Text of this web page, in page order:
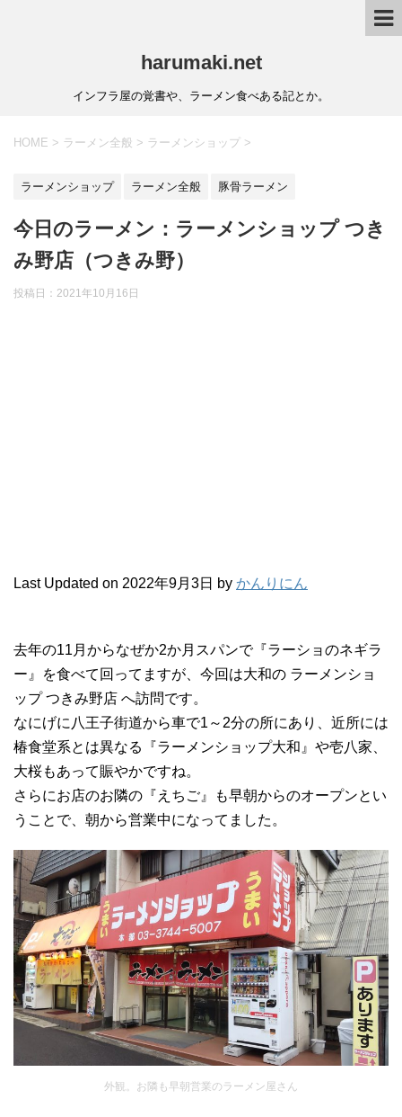
harumaki.net
インフラ屋の覚書や、ラーメン食べある記とか。
HOME > ラーメン全般 > ラーメンショップ >
ラーメンショップ ラーメン全般 豚骨ラーメン
今日のラーメン：ラーメンショップ つき
み野店（つきみ野）
投稿日：2021年10月16日
Last Updated on 2022年9月3日 by かんりにん
去年の11月からなぜか2か月スパンで『ラーショのネギラ
ー』を食べて回ってますが、今回は大和の ラーメンショ
ップ つきみ野店 へ訪問です。
なにげに八王子街道から車で1～2分の所にあり、近所には
椿食堂系とは異なる『ラーメンショップ大和』や壱八家、
大桜もあって賑やかですね。
さらにお店のお隣の『えちご』も早朝からのオープンとい
うことで、朝から営業中になってました。
外観。お隣も早朝営業のラーメン屋さん